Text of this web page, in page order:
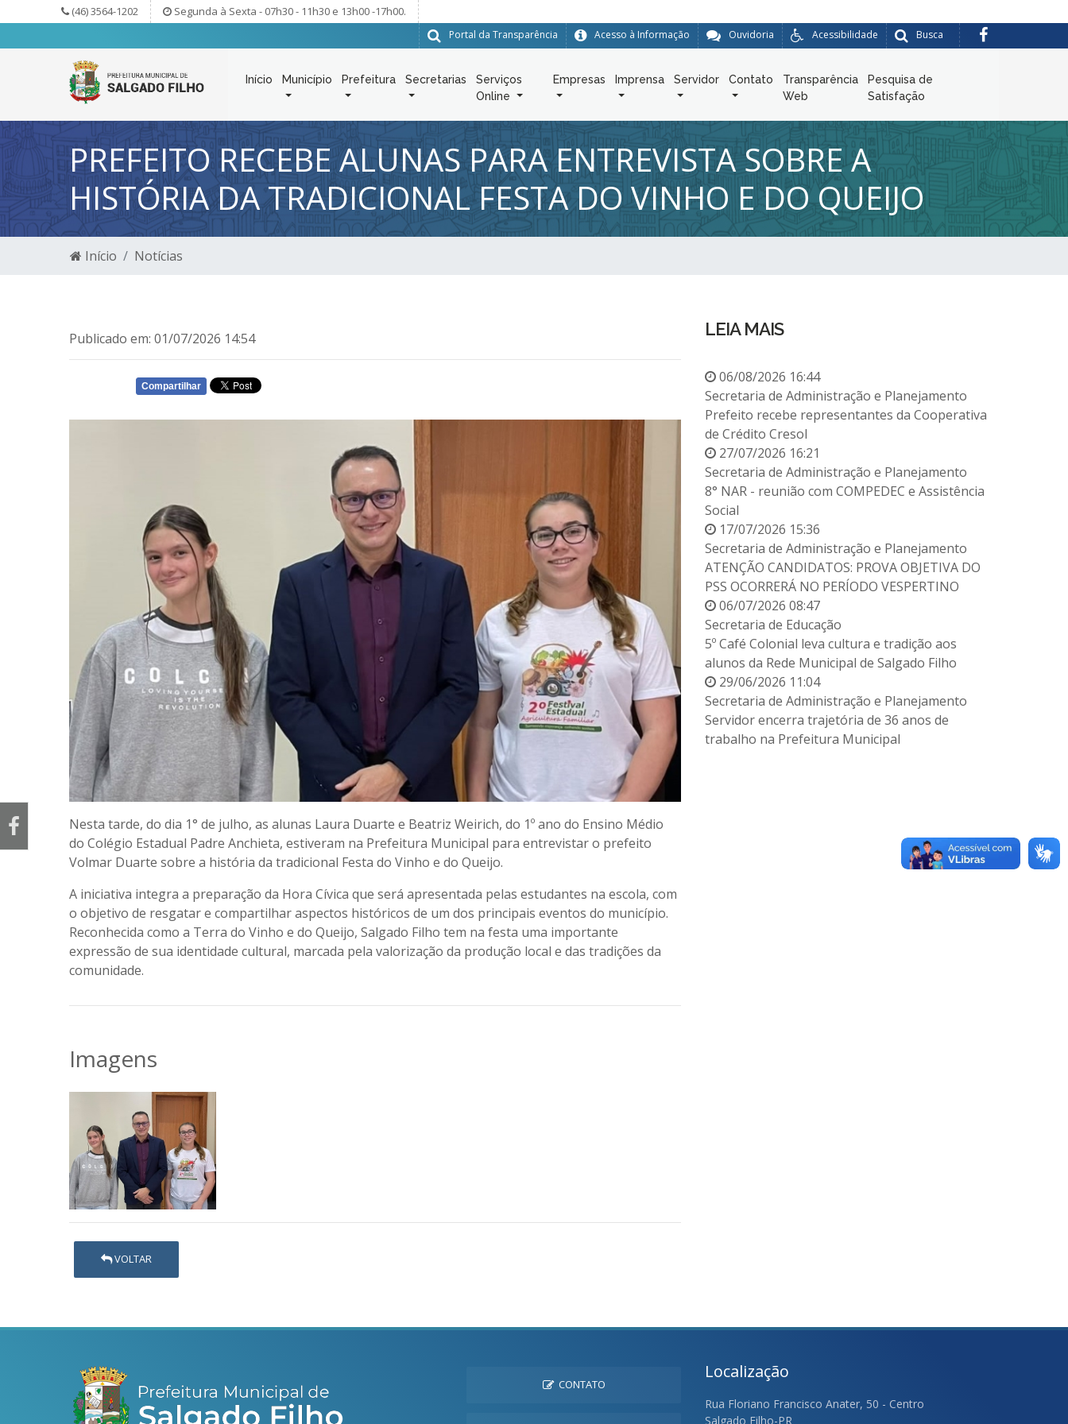
(46) 3564-1202 Segunda à Sexta - 07h30 - 11h30 e 13h00 -17h00.
Busca
Acessibilidade
Ouvidoria
Acesso à Informação
Portal da Transparência
Início Município Prefeitura Secretarias
Serviços
Online
Empresas Imprensa Servidor Contato
Transparência
Web
Pesquisa de
Satisfação
PREFEITO RECEBE ALUNAS PARA ENTREVISTA SOBRE A
HISTÓRIA DA TRADICIONAL FESTA DO VINHO E DO QUEIJO
Início Notícias
Publicado em: 01/07/2026 14:54
Compartilhar
Nesta tarde, do dia 1° de julho, as alunas Laura Duarte e Beatriz Weirich, do 1º ano do Ensino Médio
do Colégio Estadual Padre Anchieta, estiveram na Prefeitura Municipal para entrevistar o prefeito
Volmar Duarte sobre a história da tradicional Festa do Vinho e do Queijo.
A iniciativa integra a preparação da Hora Cívica que será apresentada pelas estudantes na escola, com
o objetivo de resgatar e compartilhar aspectos históricos de um dos principais eventos do município.
Reconhecida como a Terra do Vinho e do Queijo, Salgado Filho tem na festa uma importante
expressão de sua identidade cultural, marcada pela valorização da produção local e das tradições da
comunidade.
Imagens
VOLTAR
LEIA MAIS
06/08/2026 16:44
Secretaria de Administração e Planejamento
Prefeito recebe representantes da Cooperativa
de Crédito Cresol
27/07/2026 16:21
Secretaria de Administração e Planejamento
8° NAR - reunião com COMPEDEC e Assistência
Social
17/07/2026 15:36
Secretaria de Administração e Planejamento
ATENÇÃO CANDIDATOS: PROVA OBJETIVA DO
PSS OCORRERÁ NO PERÍODO VESPERTINO
06/07/2026 08:47
Secretaria de Educação
5º Café Colonial leva cultura e tradição aos
alunos da Rede Municipal de Salgado Filho
29/06/2026 11:04
Secretaria de Administração e Planejamento
Servidor encerra trajetória de 36 anos de
trabalho na Prefeitura Municipal
CONTATO
Localização
Rua Floriano Francisco Anater, 50 - Centro
Salgado Filho-PR